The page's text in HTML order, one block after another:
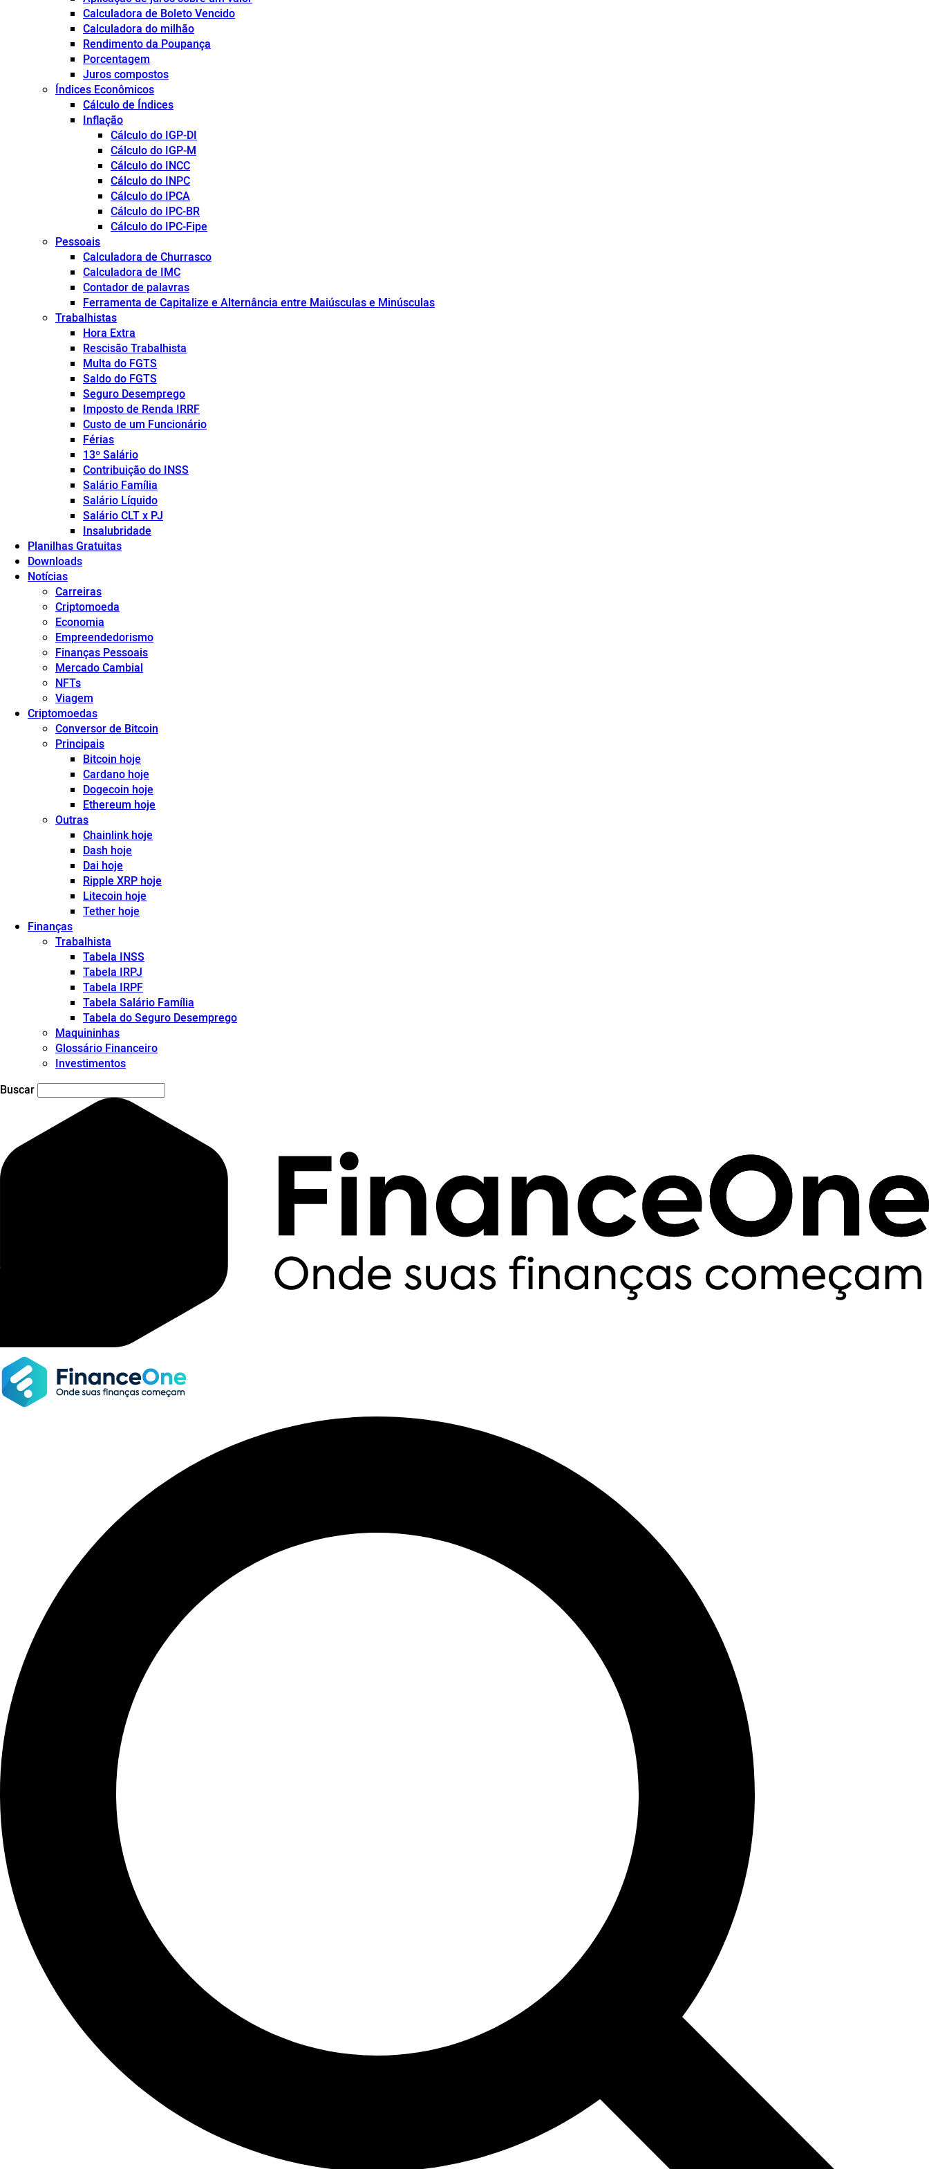
Calculadora de Boleto Vencido
Calculadora do milhão
Rendimento da Poupança
Porcentagem
Juros compostos
Índices Econômicos
Cálculo de Índices
Inflação
Cálculo do IGP-DI
Cálculo do IGP-M
Cálculo do INCC
Cálculo do INPC
Cálculo do IPCA
Cálculo do IPC-BR
Cálculo do IPC-Fipe
Pessoais
Calculadora de Churrasco
Calculadora de IMC
Contador de palavras
Ferramenta de Capitalize e Alternância entre Maiúsculas e Minúsculas
Trabalhistas
Hora Extra
Rescisão Trabalhista
Multa do FGTS
Saldo do FGTS
Seguro Desemprego
Imposto de Renda IRRF
Custo de um Funcionário
Férias
13º Salário
Contribuição do INSS
Salário Família
Salário Líquido
Salário CLT x PJ
Insalubridade
Planilhas Gratuitas
Downloads
Notícias
Carreiras
Criptomoeda
Economia
Empreendedorismo
Finanças Pessoais
Mercado Cambial
NFTs
Viagem
Criptomoedas
Conversor de Bitcoin
Principais
Bitcoin hoje
Cardano hoje
Dogecoin hoje
Ethereum hoje
Outras
Chainlink hoje
Dash hoje
Dai hoje
Ripple XRP hoje
Litecoin hoje
Tether hoje
Finanças
Trabalhista
Tabela INSS
Tabela IRPJ
Tabela IRPF
Tabela Salário Família
Tabela do Seguro Desemprego
Maquininhas
Glossário Financeiro
Investimentos
Buscar